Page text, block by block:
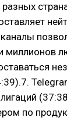
миллионов
по